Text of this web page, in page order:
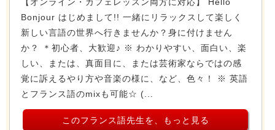
Bonjour はじめまして!! 一緒にリラックスして楽しく
新しい言語の世界へ行きませんか？身に付けません
か？ ＊初心者、大歓迎♪ ※ わかりやすい、面白い、楽
しい、または、真面目に、または芸術家ならではの感
覚に訴えるやり方や音楽の様に、など、色々！ ※ 英語
とフランス語のmixも可能☆ (...
このフランス語先生を、もっと見る